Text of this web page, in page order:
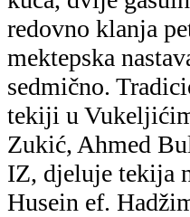
redovno klanja
mektepska
sedmično.
tekiji u
Zukić, Ahmed
IZ, djeluje tekija
Husein ef.